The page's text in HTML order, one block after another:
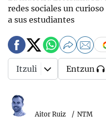
redes sociales un
a sus estudiantes
Aitor Ruiz NTM
Itzuli Entzun